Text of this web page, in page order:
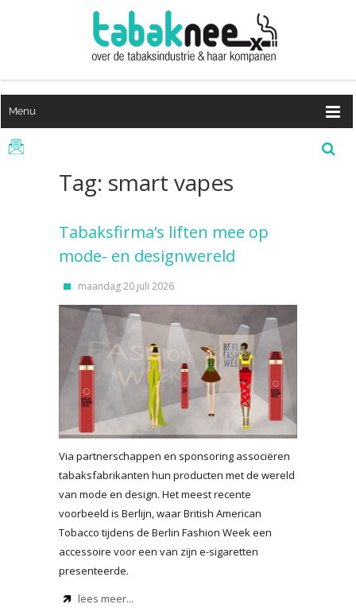
Menu
Tag: smart vapes
Tabaksfirma’s liften mee op
mode- en designwereld
maandag 20 juli 2026
Via partnerschappen en sponsoring associëren
tabaksfabrikanten hun producten met de wereld
van mode en design. Het meest recente
voorbeeld is Berlijn, waar British American
Tobacco tijdens de Berlin Fashion Week een
accessoire voor een van zijn e-sigaretten
presenteerde.
lees meer...